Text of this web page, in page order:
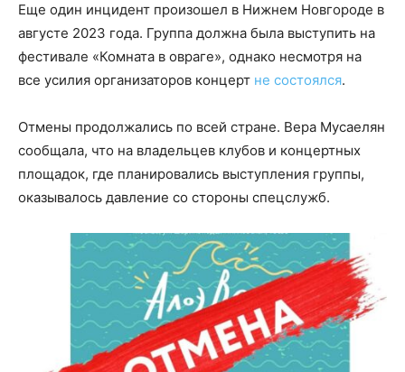
Еще один инцидент произошел в Нижнем Новгороде в
августе 2023 года. Группа должна была выступить на
фестивале «Комната в овраге», однако несмотря на
все усилия организаторов концерт не состоялся.
Отмены продолжались по всей стране. Вера Мусаелян
сообщала, что на владельцев клубов и концертных
площадок, где планировались выступления группы,
оказывалось давление со стороны спецслужб.